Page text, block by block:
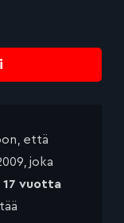
että
joka
17 vuotta